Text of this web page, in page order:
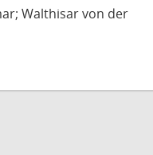
Walthisar von der